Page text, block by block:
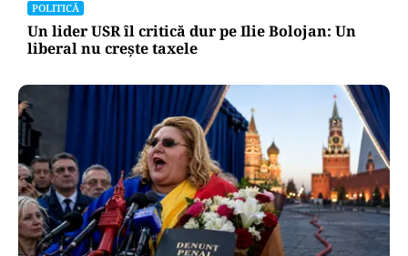
POLITICĂ
Un lider USR îl critică dur pe Ilie Bolojan: Un
liberal nu crește taxele